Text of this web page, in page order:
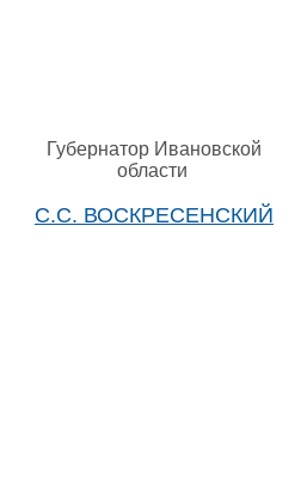
Губернатор Ивановской
области
С.С. ВОСКРЕСЕНСКИЙ